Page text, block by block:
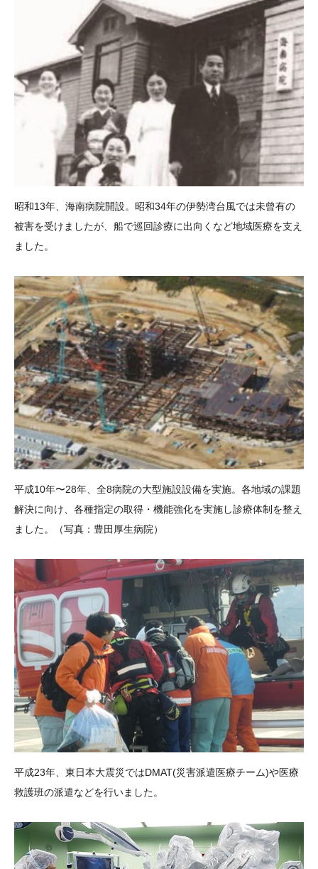
昭和13年、海南病院開設。昭和34年の伊勢湾台風では未曾有の
被害を受けましたが、船で巡回診療に出向くなど地域医療を支え
ました。
平成10年〜28年、全8病院の大型施設設備を実施。各地域の課題
解決に向け、各種指定の取得・機能強化を実施し診療体制を整え
ました。（写真：豊田厚生病院）
平成23年、東日本大震災ではDMAT(災害派遣医療チーム)や医療
救護班の派遣などを行いました。